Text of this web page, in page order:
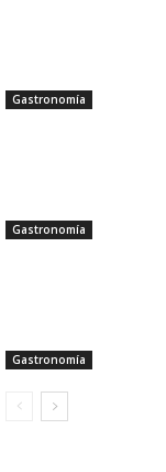
Gastronomía
Gastronomía
Gastronomía